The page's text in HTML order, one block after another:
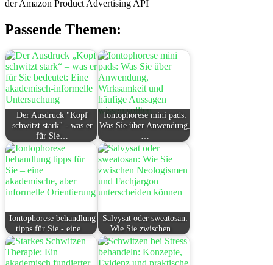
der Amazon Product Advertising API
Passende Themen:
Der Ausdruck "Kopf
schwitzt stark" - was er
für Sie…
Iontophorese mini pads:
Was Sie über Anwendung,
Iontophorese behandlung
tipps für Sie - eine…
Salvysat oder sweatosan:
Wie Sie zwischen…